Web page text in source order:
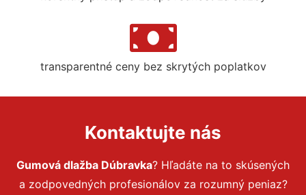
transparentné ceny bez skrytých poplatkov
Kontaktujte nás
Gumová dlažba Dúbravka? Hľadáte na to skúsených
a zodpovedných profesionálov za rozumný peniaz?